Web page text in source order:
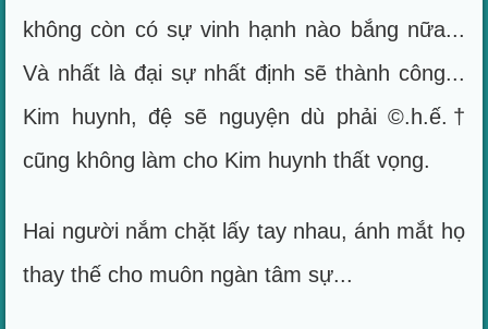
không còn có sự vinh hạnh nào bắng nữa...
Và nhất là đại sự nhất định sẽ thành công...
Kim huynh, đệ sẽ nguyện dù phải ©.h.ế.†
cũng không làm cho Kim huynh thất vọng.
Hai người nắm chặt lấy tay nhau, ánh mắt họ
thay thế cho muôn ngàn tâm sự...